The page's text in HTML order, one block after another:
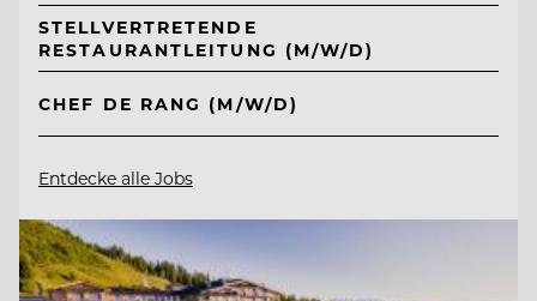
STELLVERTRETENDE
RESTAURANTLEITUNG (M/W/D)
CHEF DE RANG (M/W/D)
Entdecke alle Jobs